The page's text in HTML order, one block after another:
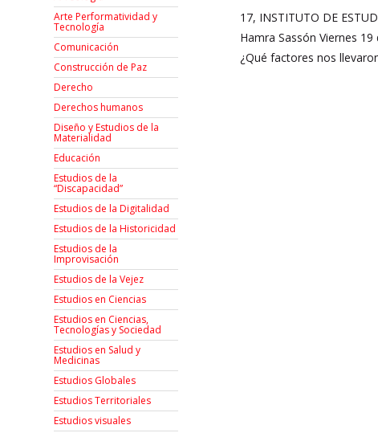
17, INSTITUTO DE
Hamra Sassón Viernes
¿Qué factores nos
Arte Performatividad y
Tecnología
Comunicación
Construcción de Paz
Derecho
Derechos humanos
Diseño y Estudios de la
Materialidad
Educación
Estudios de la
“Discapacidad”
Estudios de la Digitalidad
Estudios de la Historicidad
Estudios de la
Improvisación
Estudios de la Vejez
Estudios en Ciencias
Estudios en Ciencias,
Tecnologías y Sociedad
Estudios en Salud y
Medicinas
Estudios Globales
Estudios Territoriales
Estudios visuales